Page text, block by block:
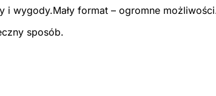
i wygody.Mały format – ogromne
sposób.